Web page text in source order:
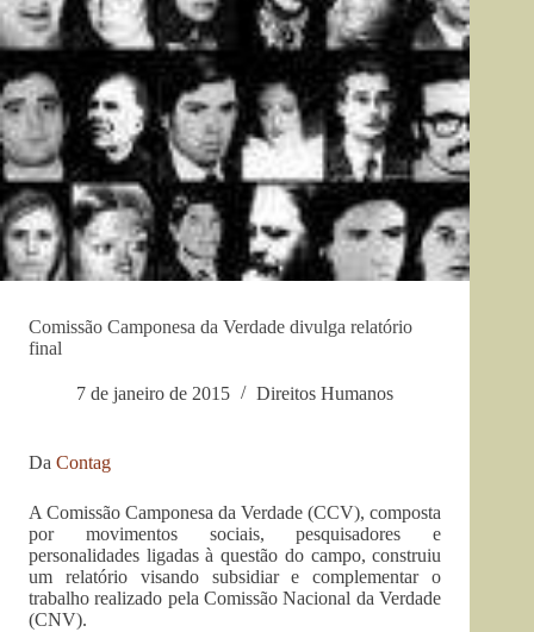
Comissão Camponesa da Verdade divulga relatório
final
7 de janeiro de 2015 Direitos Humanos
Da Contag
A Comissão Camponesa da Verdade (CCV), composta
por movimentos sociais, pesquisadores e
personalidades ligadas à questão do campo, construiu
um relatório visando subsidiar ecomplementar o
trabalho realizado pela Comissão Nacional da Verdade
(CNV).